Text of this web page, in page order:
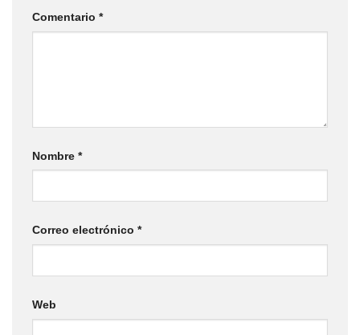
Comentario *
Nombre *
Correo electrónico *
Web